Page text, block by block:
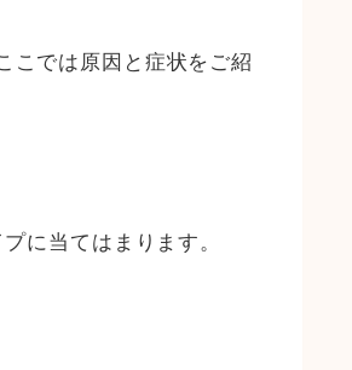
こでは原因と症状をご紹
に当てはまります。